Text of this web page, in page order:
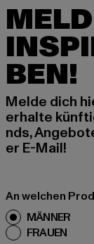
BEN!
Melde dich
erhalte
nds,
er E-Mail!
An welchen
MÄNNER
FRAUEN